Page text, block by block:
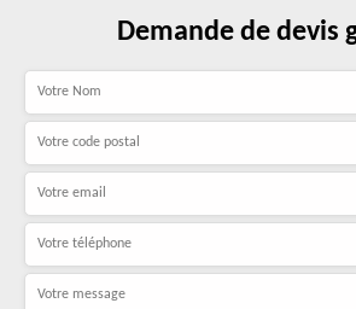
Demande de devis